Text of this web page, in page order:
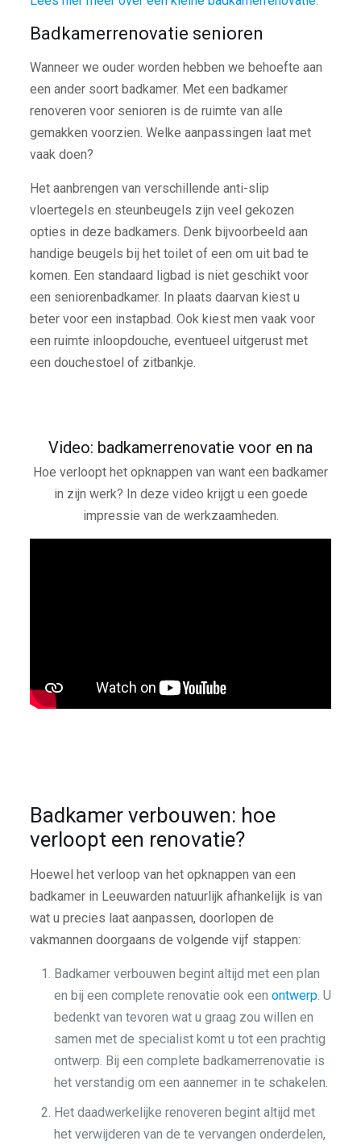
Badkamerrenovatie senioren
Wanneer we ouder worden hebben we behoefte aan
een ander soort badkamer. Met een badkamer
renoveren voor senioren is de ruimte van alle
gemakken voorzien. Welke aanpassingen laat met
vaak doen?
Het aanbrengen van verschillende anti-slip
vloertegels en steunbeugels zijn veel gekozen
opties in deze badkamers. Denk bijvoorbeeld aan
handige beugels bij het toilet of een om uit bad te
komen. Een standaard ligbad is niet geschikt voor
een seniorenbadkamer. In plaats daarvan kiest u
beter voor een instapbad. Ook kiest men vaak voor
een ruimte inloopdouche, eventueel uitgerust met
een douchestoel of zitbankje.
Video: badkamerrenovatie voor en na
Hoe verloopt het opknappen van want een badkamer
in zijn werk? In deze video krijgt u een goede
impressie van de werkzaamheden.
Badkamer verbouwen: hoe
verloopt een renovatie?
Hoewel het verloop van het opknappen van een
badkamer in Leeuwarden natuurlijk afhankelijk is van
wat u precies laat aanpassen, doorlopen de
vakmannen doorgaans de volgende vijf stappen:
Badkamer verbouwen begint altijd met een plan
en bij een complete renovatie ook een ontwerp. U
bedenkt van tevoren wat u graag zou willen en
samen met de specialist komt u tot een prachtig
ontwerp. Bij een complete badkamerrenovatie is
het verstandig om een aannemer in te schakelen.
Het daadwerkelijke renoveren begint altijd met
het verwijderen van de te vervangen onderdelen,